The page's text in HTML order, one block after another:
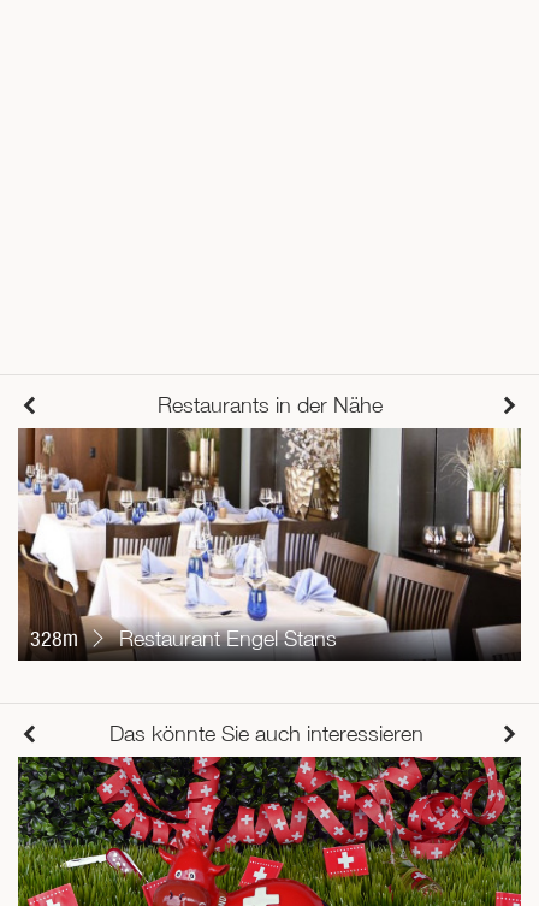
Restaurants in der Nähe
328m Restaurant Engel Stans
Das könnte Sie auch interessieren